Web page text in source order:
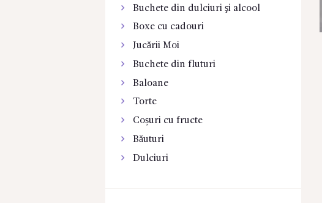
Buchete din dulciuri şi alcool
Boxe cu cadouri
Jucării Moi
Buchete din fluturi
Baloane
Torte
Coșuri cu fructe
Băuturi
Dulciuri